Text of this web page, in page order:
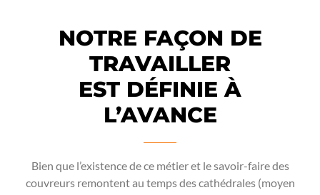
NOTRE FAÇON DE
TRAVAILLER
EST DÉFINIE À
L’AVANCE
Bien que l’existence de ce métier et le savoir-faire des
couvreurs remontent au temps des cathédrales (moyen